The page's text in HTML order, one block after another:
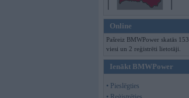
Online
Pašreiz BMWPower skatās 153
viesi un 2 reģistrēti lietotāji.
Ienākt BMWPower
• Pieslēgties